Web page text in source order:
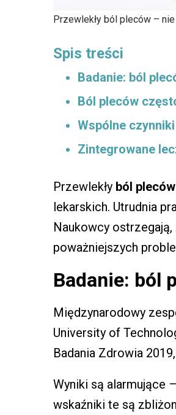
Przewlekły ból pleców –
Spis treści
Badanie: ból
Ból pleców
Wspólne
Zintegrowane
Przewlekły ból pleców
lekarskich. Utrudnia
Naukowcy
poważniejszych
Badanie: ból
Międzynarodowy
University of
Badania Zdrowia
Wyniki są alarmujące
wskaźniki te są